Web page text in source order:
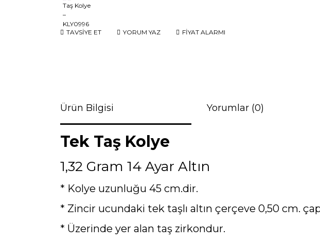
TAVSİYE ET YORUM YAZ FİYAT ALARMI
Ürün Bilgisi Yorumlar (0)
Tek Taş Kolye
1,32 Gram 14 Ayar Altın
* Kolye uzunluğu 45 cm.dir.
* Zincir ucundaki tek taşlı altın çerçeve 0,50 cm.
* Üzerinde yer alan taş zirkondur.